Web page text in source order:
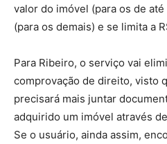
valor do imóvel (para os de até
(para os demais) e se limita a
Para Ribeiro, o serviço vai
comprovação de direito, visto
precisará mais juntar
adquirido um imóvel através
Se o usuário, ainda assim,